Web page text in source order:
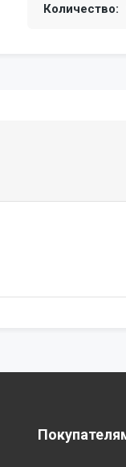
Количество: